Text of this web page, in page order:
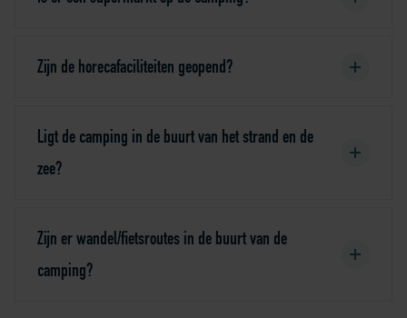
Zijn de horecafaciliteiten geopend?
Ligt de camping in de buurt van het strand en de
zee?
Zijn er wandel/fietsroutes in de buurt van de
camping?